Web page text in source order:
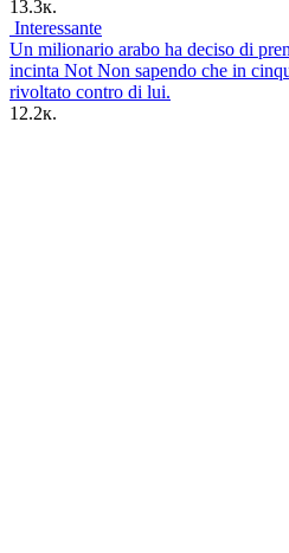
13.3к.
Interessante
Un milionario arabo ha deciso di
incinta Not Non sapendo che in
rivoltato contro di lui.
12.2к.